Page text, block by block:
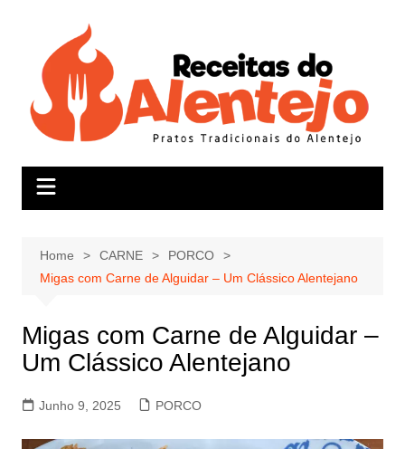
Home CARNE
PORCO
Migas com Carne de Alguidar – Um Clássico Alentejano
Migas com Carne de Alguidar –
Um Clássico Alentejano
Junho 9, 2025 PORCO